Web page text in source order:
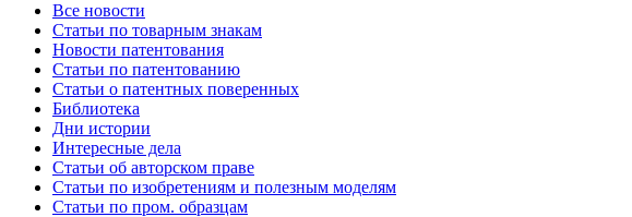
Все новости
Статьи по товарным знакам
Новости патентования
Статьи по патентованию
Статьи о патентных поверенных
Библиотека
Дни истории
Интересные дела
Статьи об авторском праве
Статьи по изобретениям и полезным моделям
Статьи по пром. образцам